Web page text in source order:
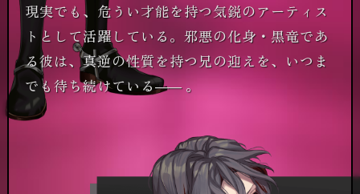
現実でも、危うい才能を持つ気鋭のアーティス
トとして活躍している。邪悪の化身・黒竜であ
る彼は、真逆の性質を持つ兄の迎えを、いつま
でも待ち続けている――。